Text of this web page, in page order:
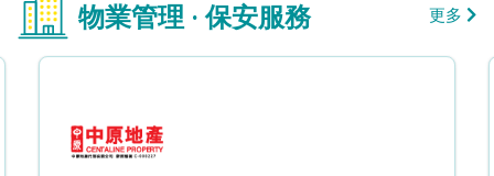
物業管理 · 保安服務 更多